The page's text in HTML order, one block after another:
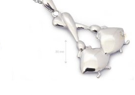
Ajouter
aux
favoris